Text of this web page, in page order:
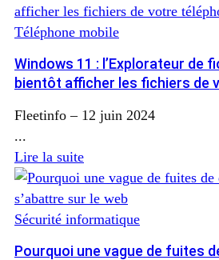
Téléphone mobile
Windows 11 : l’Explorateur de
bientôt afficher les fichiers de
Fleetinfo – 12 juin 2024
...
Lire la suite
Sécurité informatique
Pourquoi une vague de fuites